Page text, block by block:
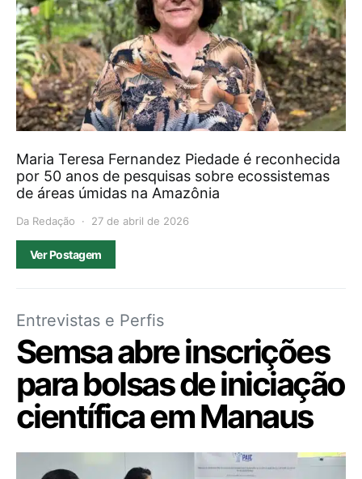
Maria Teresa Fernandez Piedade é reconhecida
por 50 anos de pesquisas sobre ecossistemas
de áreas úmidas na Amazônia
Da Redação 27 de abril de 2026
Ver Postagem
Entrevistas e Perfis
Semsa abre inscrições
para bolsas de iniciação
científica em Manaus